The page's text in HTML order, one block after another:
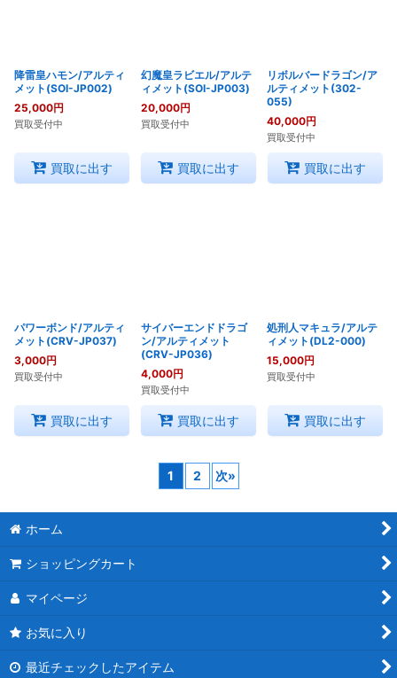
降雷皇ハモン/アルティ
メット(SOI-JP002)
25,000円
買取受付中
買取に出す
幻魔皇ラビエル/アルテ
ィメット(SOI-JP003)
20,000円
買取受付中
買取に出す
リボルバードラゴン/ア
ルティメット(302-
055)
40,000円
買取受付中
買取に出す
パワーボンド/アルティ
メット(CRV-JP037)
3,000円
買取受付中
買取に出す
サイバーエンドドラゴ
ン/アルティメット
(CRV-JP036)
4,000円
買取受付中
買取に出す
処刑人マキュラ/アルテ
ィメット(DL2-000)
15,000円
買取受付中
買取に出す
1 2 次»
ホーム
ショッピングカート
マイページ
お気に入り
最近チェックしたアイテム